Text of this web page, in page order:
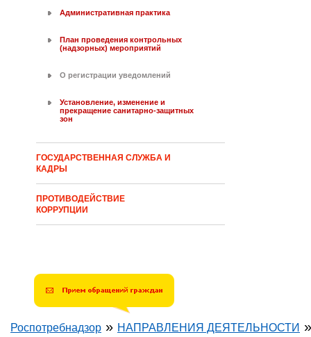
Административная практика
План проведения контрольных
(надзорных) мероприятий
О регистрации уведомлений
Установление, изменение и
прекращение санитарно-защитных
зон
ГОСУДАРСТВЕННАЯ СЛУЖБА И
КАДРЫ
ПРОТИВОДЕЙСТВИЕ
КОРРУПЦИИ
Роспотребнадзор » НАПРАВЛЕНИЯ ДЕЯТЕЛЬНОСТИ »